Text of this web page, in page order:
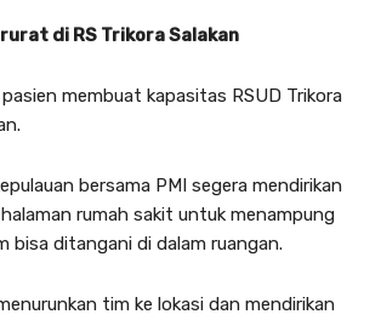
di RS Trikora Salakan
membuat kapasitas RSUD Trikora
bersama PMI segera mendirikan
rumah sakit untuk menampung
bisa ditangani di dalam ruangan.
tim ke lokasi dan mendirikan